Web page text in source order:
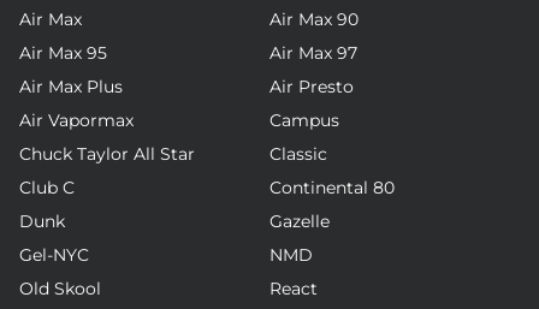
Air Max
Air Max 90
Air Max 95
Air Max 97
Air Max Plus
Air Presto
Air Vapormax
Campus
Chuck Taylor All Star
Classic
Club C
Continental 80
Dunk
Gazelle
Gel-NYC
NMD
Old Skool
React